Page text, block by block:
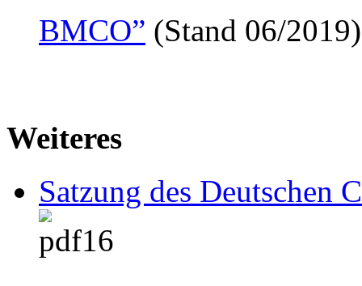
BMCO” (Stand 06/
Weiteres
Satzung des Deutschen